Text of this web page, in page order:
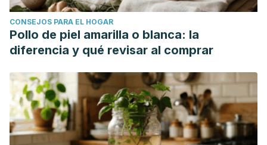
CONSEJOS PARA EL HOGAR
Pollo de piel amarilla o blanca: la
diferencia y qué revisar al comprar